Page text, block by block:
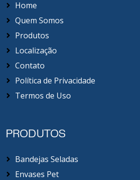
Home
Quem Somos
Produtos
Localização
Contato
Política de Privacidade
Termos de Uso
PRODUTOS
Bandejas Seladas
Envases Pet